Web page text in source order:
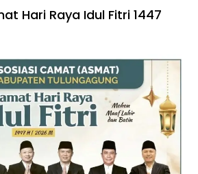
Hari Raya Idul Fitri 1447